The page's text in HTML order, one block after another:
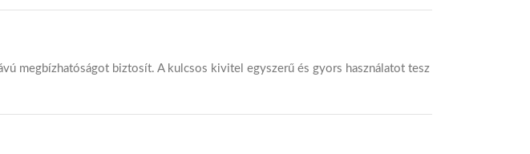
megbízhatóságot biztosít. A kulcsos kivitel egyszerű és gyors használatot tesz